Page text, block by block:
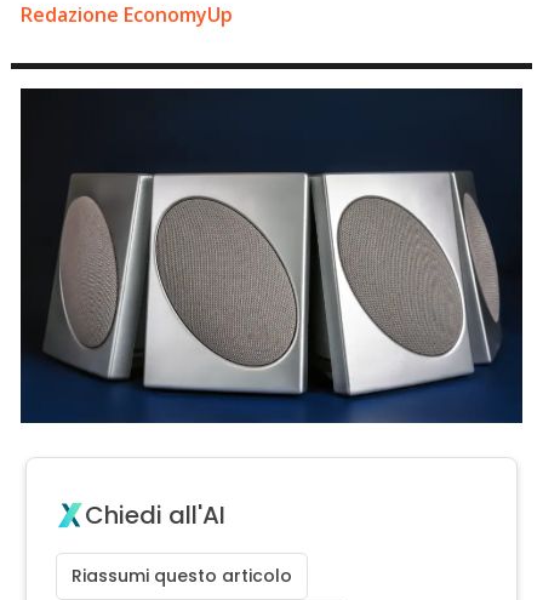
Redazione EconomyUp
Chiedi all'AI
Riassumi questo articolo